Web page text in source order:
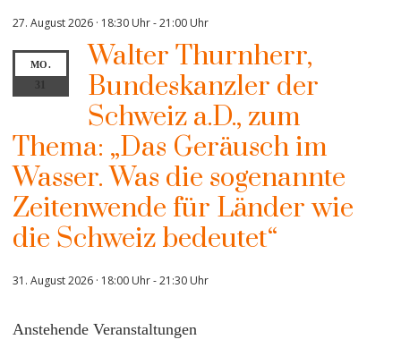
27. August 2026 · 18:30 Uhr-21:00 Uhr
MO.
Walter Thurnherr,
Bundeskanzler der
Schweiz a.D., zum
Thema: „Das Geräusch im
Wasser. Was die sogenannte
Zeitenwende für Länder wie
die Schweiz bedeutet“
31. August 2026 · 18:00 Uhr-21:30 Uhr
Anstehende Veranstaltungen